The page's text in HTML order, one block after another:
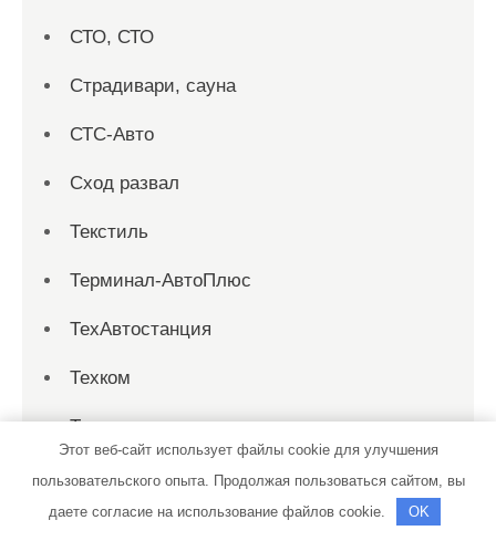
СТО, СТО
Страдивари, сауна
СТС-Авто
Сход развал
Текстиль
Терминал-АвтоПлюс
ТехАвтостанция
Техком
Техосмотр
Тихая заводь, сауна
Тортила, банно-оздоровительный
Этот веб-сайт использует файлы cookie для улучшения
пользовательского опыта. Продолжая пользоваться сайтом, вы
даете согласие на использование файлов cookie.
OK